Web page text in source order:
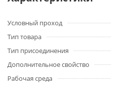
Условный проход
Тип товара
Тип присоединения
Дополнительное свойство
Рабочая среда